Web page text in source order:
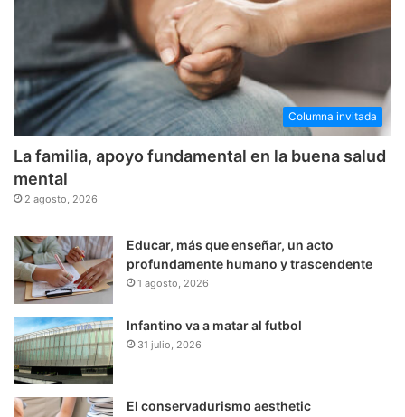
Columna invitada
La familia, apoyo fundamental en la buena salud
mental
2 agosto, 2026
Educar, más que enseñar, un acto
profundamente humano y trascendente
1 agosto, 2026
Infantino va a matar al futbol
31 julio, 2026
El conservadurismo aesthetic